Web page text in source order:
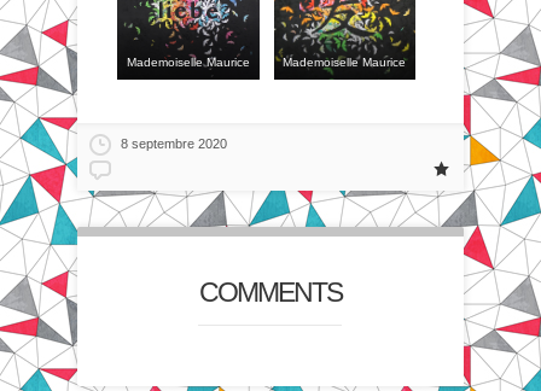
Mademoiselle Maurice Mademoiselle Maurice
8 septembre 2020
COMMENTS